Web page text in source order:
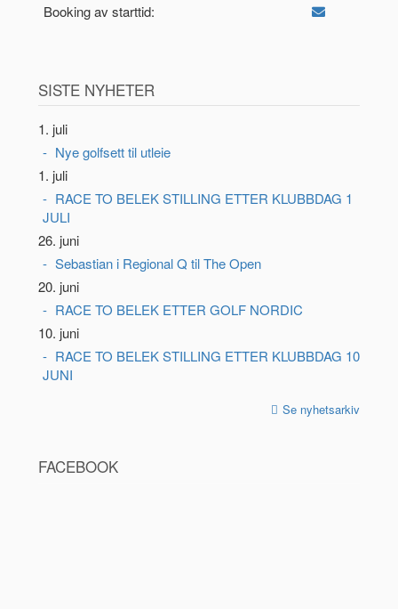
Booking av starttid:
SISTE NYHETER
1. juli
Nye golfsett til utleie
1. juli
RACE TO BELEK STILLING ETTER KLUBBDAG 1
JULI
26. juni
Sebastian i Regional Q til The Open
20. juni
RACE TO BELEK ETTER GOLF NORDIC
10. juni
RACE TO BELEK STILLING ETTER KLUBBDAG 10
JUNI
Se nyhetsarkiv
FACEBOOK